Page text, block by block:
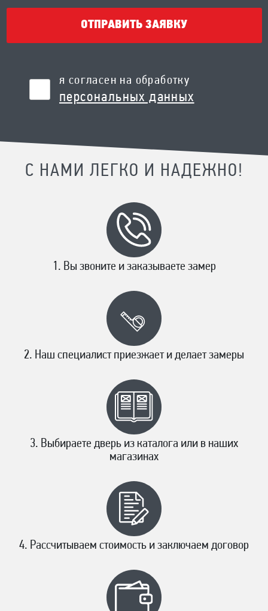
ОТПРАВИТЬ ЗАЯВКУ
я согласен на обработку
персональных данных
С НАМИ ЛЕГКО И НАДЕЖНО!
Вы звоните и заказываете замер
Наш специалист приезжает и делает замеры
Выбираете дверь из каталога или в наших
магазинах
Рассчитываем стоимость и заключаем договор